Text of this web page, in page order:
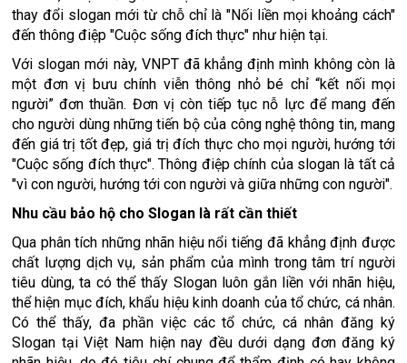
thay đổi slogan mới từ chỗ chỉ là "Nối liền mọi khoảng cách"
đến thông điệp "Cuộc sống đích thực" như hiện tại.
Với slogan mới này, VNPT đã khẳng định mình không còn là
một đơn vị bưu chính viễn thông nhỏ bé chỉ “kết nối mọi
người” đơn thuần. Đơn vị còn tiếp tục nỗ lực để mang đến
cho người dùng những tiến bộ của công nghệ thông tin, mang
đến giá trị tốt đẹp, giá trị đích thực cho mọi người, hướng tới
"Cuộc sống đích thực". Thông điệp chính của slogan là tất cả
"vì con người, hướng tới con người và giữa những con người".
Nhu cầu bảo hộ cho Slogan là rất cần thiết
Qua phân tích những nhãn hiệu nổi tiếng đã khẳng định được
chất lượng dịch vụ, sản phẩm của mình trong tâm trí người
tiêu dùng, ta có thể thấy Slogan luôn gắn liền với nhãn hiệu,
thể hiện mục đích, khẩu hiệu kinh doanh của tổ chức, cá nhân.
Có thể thấy, đa phần việc các tổ chức, cá nhân đăng ký
Slogan tại Việt Nam hiện nay đều dưới dạng đơn đăng ký